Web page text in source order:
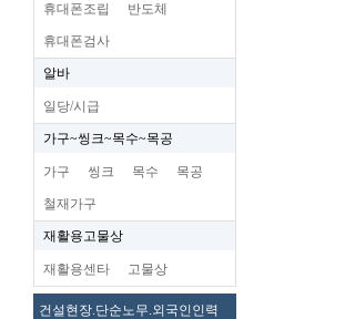
휴대폰조립 반도체
휴대폰검사
알바
일당/시급
가구~씽크~목수~목공
가구 씽크 목수 목공
철재가구
재활용고물상
재활용센타 고물상
건설현장.단순노무.외국인인력